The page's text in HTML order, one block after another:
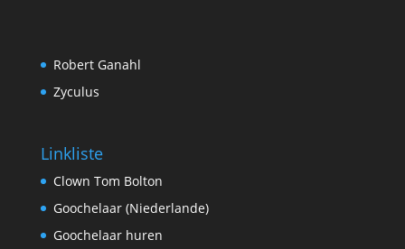
Robert Ganahl
Zyculus
Linkliste
Clown Tom Bolton
Goochelaar (Niederlande)
Goochelaar huren